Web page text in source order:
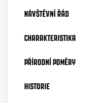
NÁVŠTĚVNÍ ŘÁD
CHARAKTERISTIKA
PŘÍRODNÍ POMĚRY
HISTORIE